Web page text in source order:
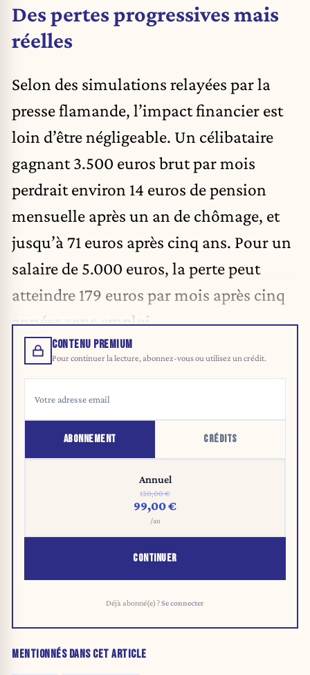
Des pertes progressives mais
réelles
Selon des simulations relayées par la
presse flamande, l’impact financier est
loin d’être négligeable. Un célibataire
gagnant 3.500 euros brut par mois
perdrait environ 14 euros de pension
mensuelle après un an de chômage, et
jusqu’à 71 euros après cinq ans. Pour un
salaire de 5.000 euros, la perte peut
atteindre 179 euros par mois après cinq
années sans emploi.
CONTENU PREMIUM
Pour continuer la lecture, abonnez-vous ou utilisez un crédit.
ABONNEMENT CRÉDITS
Annuel
120,00 €
99,00 €
/an
CONTINUER
Déjà abonné(e) ?Se connecter
MENTIONNÉS DANS CET ARTICLE